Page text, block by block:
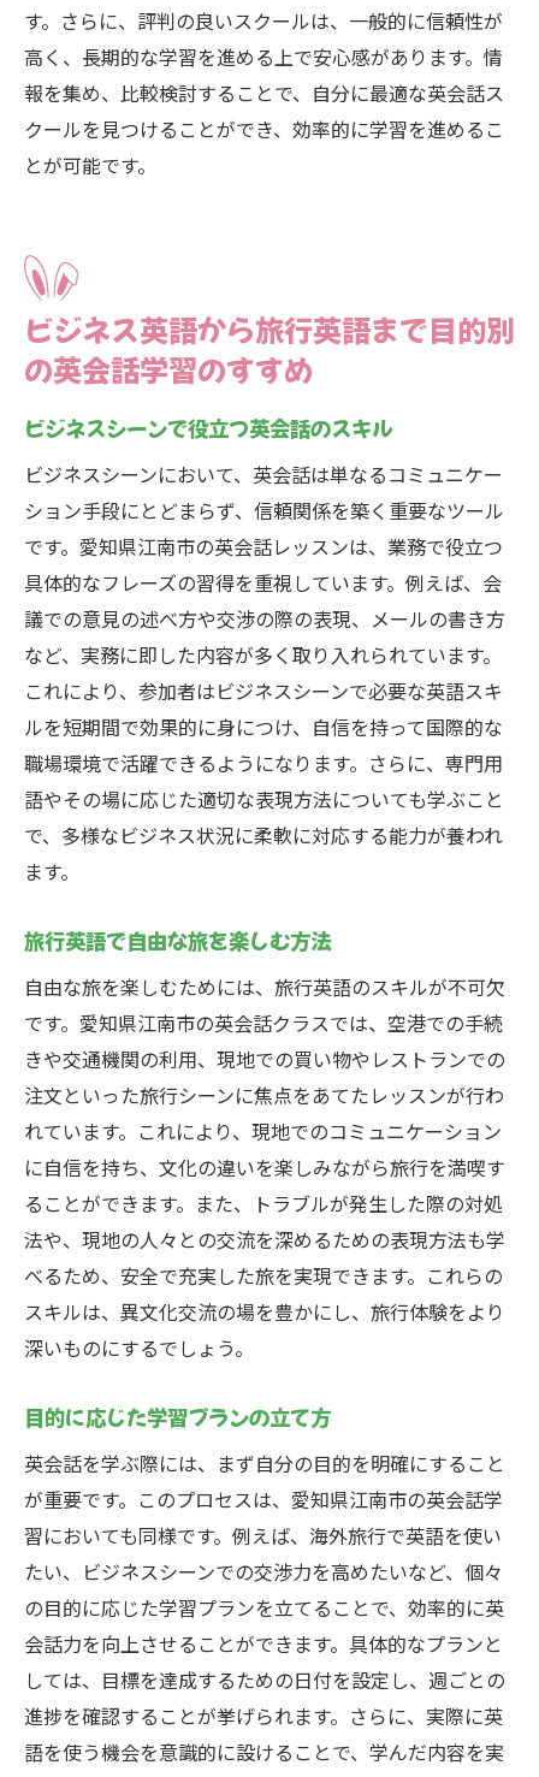
す。さらに、評判の良いスクールは、一般的に信頼性が
高く、長期的な学習を進める上で安心感があります。情
報を集め、比較検討することで、自分に最適な英会話ス
クールを見つけることができ、効率的に学習を進めるこ
とが可能です。
ビジネス英語から旅行英語まで目的別
の英会話学習のすすめ
ビジネスシーンで役立つ英会話のスキル
ビジネスシーンにおいて、英会話は単なるコミュニケー
ション手段にとどまらず、信頼関係を築く重要なツール
です。愛知県江南市の英会話レッスンは、業務で役立つ
具体的なフレーズの習得を重視しています。例えば、会
議での意見の述べ方や交渉の際の表現、メールの書き方
など、実務に即した内容が多く取り入れられています。
これにより、参加者はビジネスシーンで必要な英語スキ
ルを短期間で効果的に身につけ、自信を持って国際的な
職場環境で活躍できるようになります。さらに、専門用
語やその場に応じた適切な表現方法についても学ぶこと
で、多様なビジネス状況に柔軟に対応する能力が養われ
ます。
旅行英語で自由な旅を楽しむ方法
自由な旅を楽しむためには、旅行英語のスキルが不可欠
です。愛知県江南市の英会話クラスでは、空港での手続
きや交通機関の利用、現地での買い物やレストランでの
注文といった旅行シーンに焦点をあてたレッスンが行わ
れています。これにより、現地でのコミュニケーション
に自信を持ち、文化の違いを楽しみながら旅行を満喫す
ることができます。また、トラブルが発生した際の対処
法や、現地の人々との交流を深めるための表現方法も学
べるため、安全で充実した旅を実現できます。これらの
スキルは、異文化交流の場を豊かにし、旅行体験をより
深いものにするでしょう。
目的に応じた学習プランの立て方
英会話を学ぶ際には、まず自分の目的を明確にすること
が重要です。このプロセスは、愛知県江南市の英会話学
習においても同様です。例えば、海外旅行で英語を使い
たい、ビジネスシーンでの交渉力を高めたいなど、個々
の目的に応じた学習プランを立てることで、効率的に英
会話力を向上させることができます。具体的なプランと
しては、目標を達成するための日付を設定し、週ごとの
進捗を確認することが挙げられます。さらに、実際に英
語を使う機会を意識的に設けることで、学んだ内容を実